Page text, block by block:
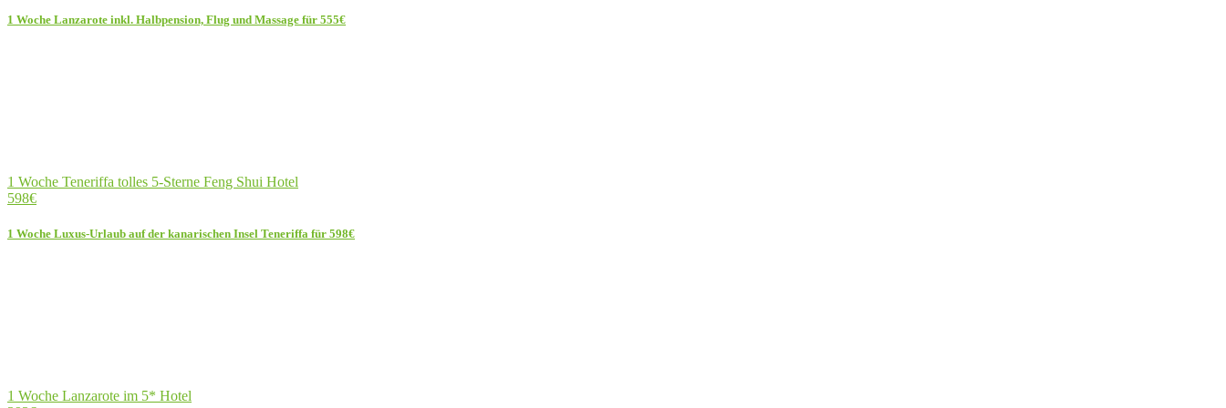
1 Woche Lanzarote inkl. Halbpension, Flug und Massage für 555€
1 Woche Teneriffa tolles 5-Sterne Feng Shui Hotel
598€
1 Woche Luxus-Urlaub auf der kanarischen Insel Teneriffa für 598€
1 Woche Lanzarote im 5* Hotel